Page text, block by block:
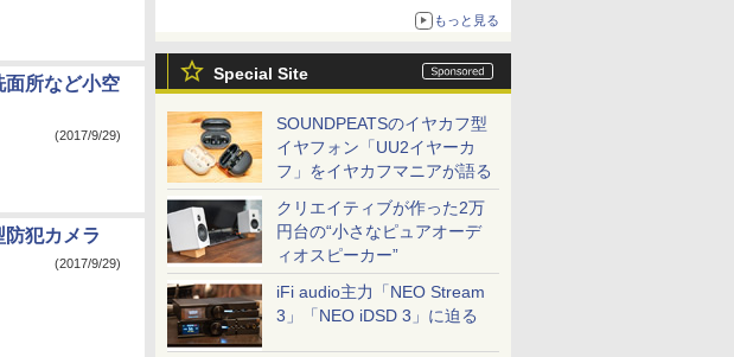
もっと見る
Special Site
SOUNDPEATSのイヤカフ型
イヤフォン「UU2イヤーカ
フ」をイヤカフマニアが語る
クリエイティブが作った2万
円台の“小さなピュアオーデ
ィオスピーカー”
iFi audio主力「NEO Stream
3」「NEO iDSD 3」に迫る
面所など小空
(2017/9/29)
犯カメラ
(2017/9/29)